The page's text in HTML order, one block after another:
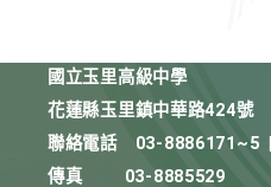
國立玉里高級中學
花蓮縣玉里鎮中華路424號
聯絡電話
03-8886171~5
傳真
03-8885529